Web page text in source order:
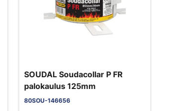
SOUDAL Soudacollar P FR
palokaulus 125mm
80SOU-146656